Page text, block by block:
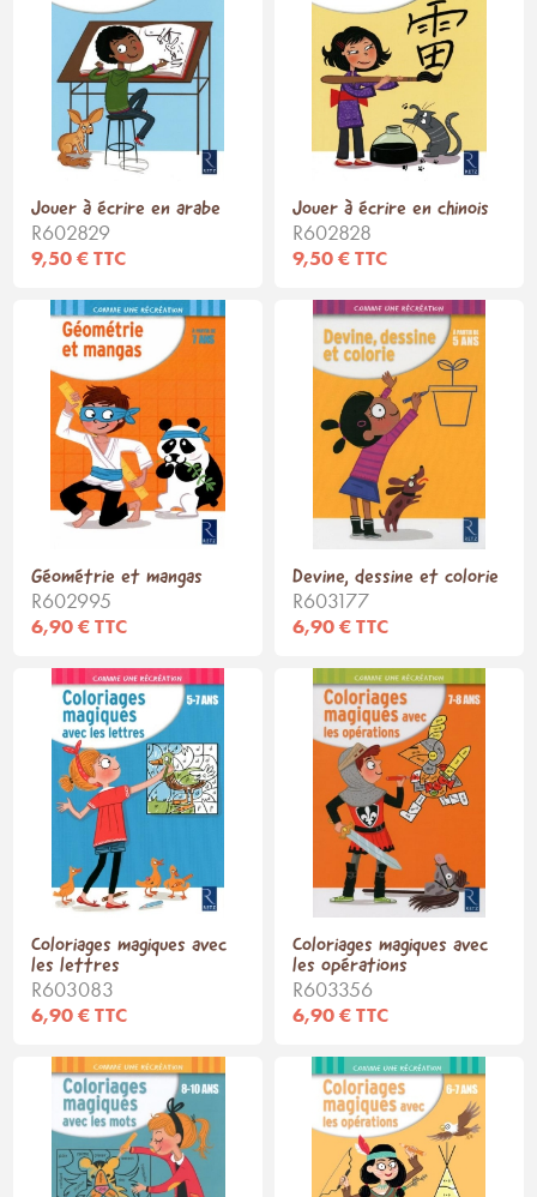
Jouer à écrire en arabe
R602829
9,50 € TTC
Jouer à écrire en chinois
R602828
9,50 € TTC
Géométrie et mangas
R602995
6,90 € TTC
Devine, dessine et colorie
R603177
6,90 € TTC
Coloriages magiques avec
les lettres
R603083
6,90 € TTC
Coloriages magiques avec
les opérations
R603356
6,90 € TTC